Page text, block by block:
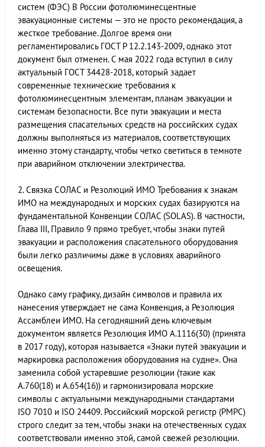
систем (ФЭС) В России фотолюминесцентные
эвакуационные системы — это не просто рекомендация, а
жесткое требование. Долгое время они
регламентировались ГОСТ Р 12.2.143-2009, однако этот
документ был отменен. С мая 2022 года вступил в силу
актуальный ГОСТ 34428-2018, который задает
современные технические требования к
фотолюминесцентным элементам, планам эвакуации и
системам безопасности. Все пути эвакуации и места
размещения спасательных средств на российских судах
должны выполняться из материалов, соответствующих
именно этому стандарту, чтобы четко светиться в темноте
при аварийном отключении электричества.
2. Связка СОЛАС и Резолюций ИМО Требования к знакам
ИМО на международных и морских судах базируются на
фундаментальной Конвенции СОЛАС (SOLAS). В частности,
Глава III, Правило 9 прямо требует, чтобы знаки путей
эвакуации и расположения спасательного оборудования
были легко различимы даже в условиях аварийного
освещения.
Однако саму графику, дизайн символов и правила их
нанесения утверждает не сама Конвенция, а Резолюция
Ассамблеи ИМО. На сегодняшний день ключевым
документом является Резолюция ИМО A.1116(30) (принята
в 2017 году), которая называется «Знаки путей эвакуации и
маркировка расположения оборудования на судне». Она
заменила собой устаревшие резолюции (такие как
A.760(18) и A.654(16)) и гармонизировала морские
символы с актуальными международными стандартами
ISO 7010 и ISO 24409. Российский морской регистр (РМРС)
строго следит за тем, чтобы знаки на отечественных судах
соответствовали именно этой, самой свежей резолюции.